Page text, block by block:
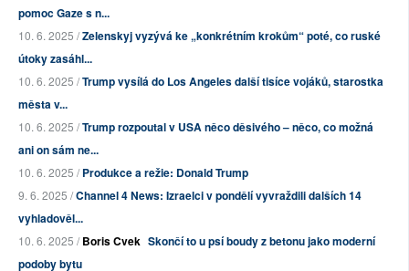
pomoc Gaze s n...
10. 6. 2025 /Zelenskyj vyzývá ke „konkrétním krokům“ poté, co ruské
útoky zasáhl...
10. 6. 2025 /Trump vysílá do Los Angeles další tisíce vojáků, starostka
města v...
10. 6. 2025 /Trump rozpoutal v USA něco děsivého – něco, co možná
ani on sám ne...
10. 6. 2025 /Produkce a režie: Donald Trump
9. 6. 2025 /Channel 4 News: Izraelci v pondělí vyvraždili dalších 14
vyhladověl...
10. 6. 2025 /Boris Cvek Skončí to u psí boudy z betonu jako moderní
podoby bytu